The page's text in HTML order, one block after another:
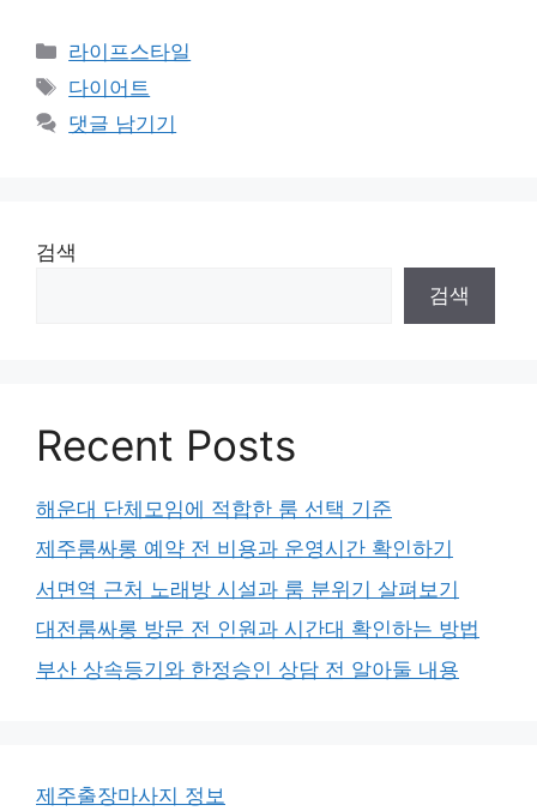
카
테
고
리
라이프스타일
태
그
다이어트
댓글 남기기
검색
검색
Recent Posts
해운대 단체모임에 적합한 룸 선택 기준
제주룸싸롱 예약 전 비용과 운영시간 확인하기
서면역 근처 노래방 시설과 룸 분위기 살펴보기
대전룸싸롱 방문 전 인원과 시간대 확인하는 방법
부산 상속등기와 한정승인 상담 전 알아둘 내용
제주출장마사지 정보